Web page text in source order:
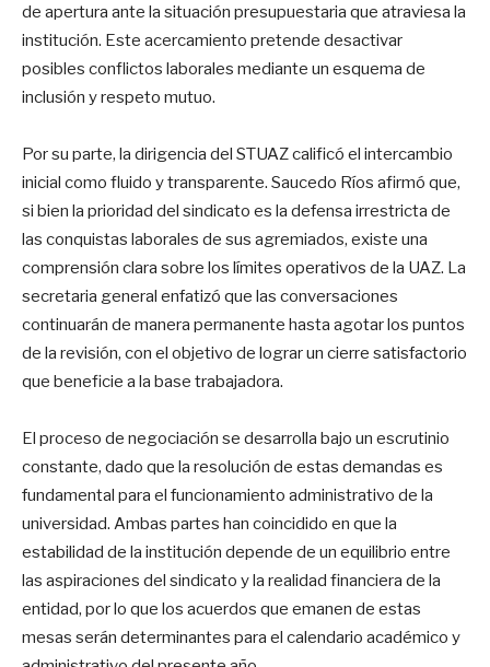
de apertura ante la situación presupuestaria que atraviesa la
institución. Este acercamiento pretende desactivar
posibles conflictos laborales mediante un esquema de
inclusión y respeto mutuo.
Por su parte, la dirigencia del STUAZ calificó el intercambio
inicial como fluido y transparente. Saucedo Ríos afirmó que,
si bien la prioridad del sindicato es la defensa irrestricta de
las conquistas laborales de sus agremiados, existe una
comprensión clara sobre los límites operativos de la UAZ. La
secretaria general enfatizó que las conversaciones
continuarán de manera permanente hasta agotar los puntos
de la revisión, con el objetivo de lograr un cierre satisfactorio
que beneficie a la base trabajadora.
El proceso de negociación se desarrolla bajo un escrutinio
constante, dado que la resolución de estas demandas es
fundamental para el funcionamiento administrativo de la
universidad. Ambas partes han coincidido en que la
estabilidad de la institución depende de un equilibrio entre
las aspiraciones del sindicato y la realidad financiera de la
entidad, por lo que los acuerdos que emanen de estas
mesas serán determinantes para el calendario académico y